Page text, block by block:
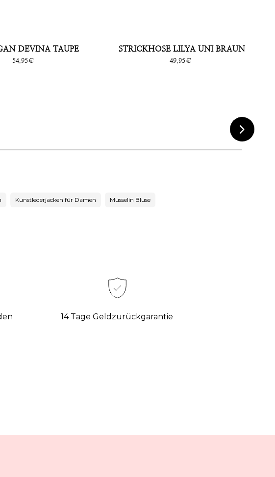
DEVINA TAUPE
Sonderpreis
54,95€
STRICKHOSE LILYA UNI BRAUN
Sonderpreis
49,95€
chevron_right
Kunstlederjacken für Damen Musselin Bluse
14 Tage Geldzurückgarantie